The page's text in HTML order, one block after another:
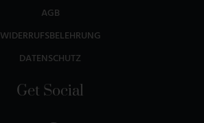
AGB
WIDERRUFSBELEHRUNG
DATENSCHUTZ
Get Social